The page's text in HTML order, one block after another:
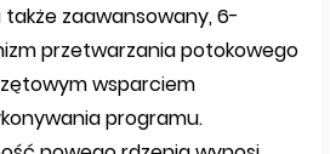
zaawansowany, 6-
przetwarzania potokowego
wsparciem
programu.